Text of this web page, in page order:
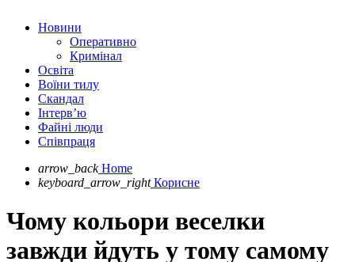
Новини
Оперативно
Кримінал
Освіта
Воїни тилу
Скандал
Інтерв’ю
Файні люди
Співпраця
arrow_back Home
keyboard_arrow_right Корисне
Чому кольори веселки
завжди йдуть у тому самому